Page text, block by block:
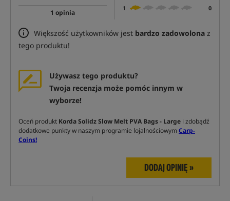
1 opinia
1
0
Większość użytkowników jest bardzo zadowolona z
tego produktu!
Używasz tego produktu?
Twoja recenzja może pomóc innym w
wyborze!
Oceń produkt Korda Solidz Slow Melt PVA Bags - Large i zdobądź
dodatkowe punkty w naszym programie lojalnościowymCarp-
Coins!
DODAJ OPINIĘ »